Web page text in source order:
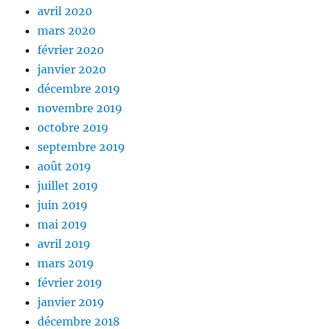
avril 2020
mars 2020
février 2020
janvier 2020
décembre 2019
novembre 2019
octobre 2019
septembre 2019
août 2019
juillet 2019
juin 2019
mai 2019
avril 2019
mars 2019
février 2019
janvier 2019
décembre 2018